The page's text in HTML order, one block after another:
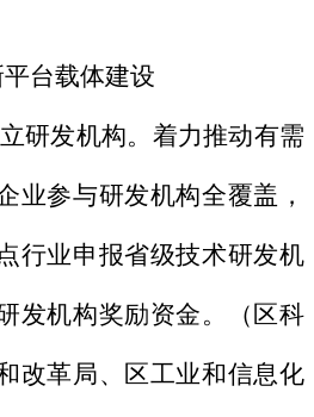
载体建设
研发机构。着力推动有需
业参与研发机构全覆盖，
行业申报省级技术研发机
发机构奖励资金。（区科
改革局、区工业和信息化